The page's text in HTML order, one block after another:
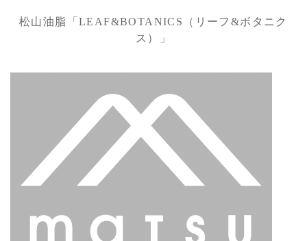
松山油脂「LEAF&BOTANICS（リーフ&ボタニク
ス）」